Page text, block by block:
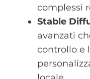
complessi
Stable
avanzati
controllo e